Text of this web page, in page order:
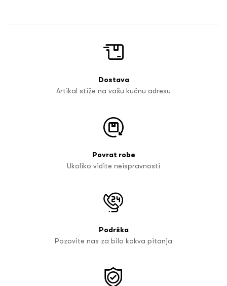
Dostava
Artikal stiže na vašu kućnu adresu
Povrat robe
Ukoliko vidite neispravnosti
Podrška
Pozovite nas za bilo kakva pitanja